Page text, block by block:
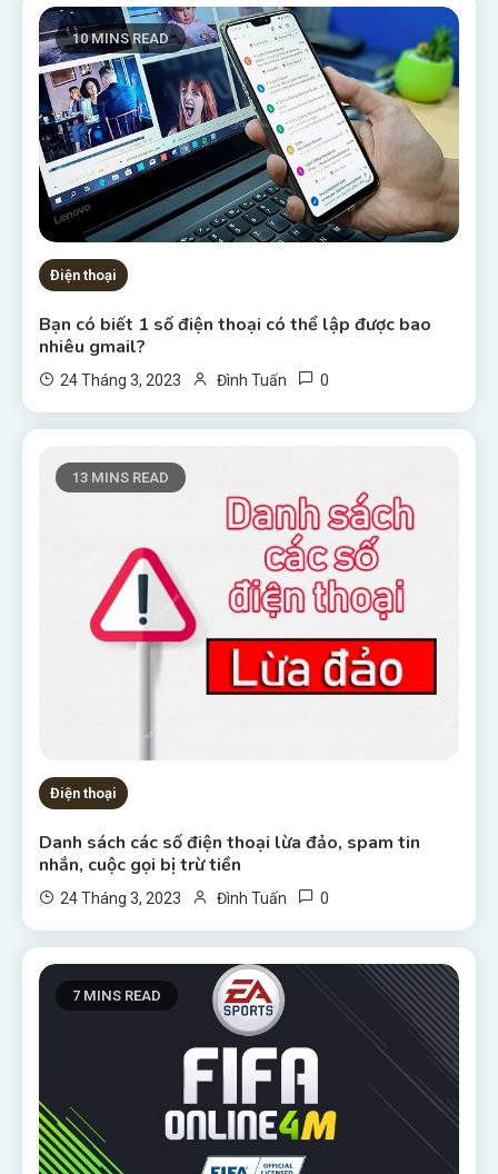
10 MINS READ
Điện thoại
Bạn có biết 1 số điện thoại có thể lập được bao
nhiêu gmail?
24 Tháng 3, 2023 Đình Tuấn 0
13 MINS READ
Điện thoại
Danh sách các số điện thoại lừa đảo, spam tin
nhắn, cuộc gọi bị trừ tiền
24 Tháng 3, 2023 Đình Tuấn 0
7 MINS READ